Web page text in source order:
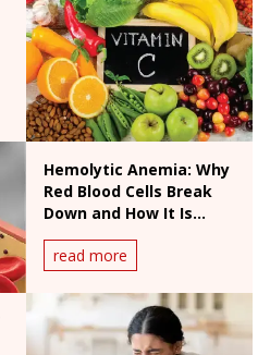
Hemolytic Anemia: Why
Red Blood Cells Break
Down and How It Is
Treated
read more